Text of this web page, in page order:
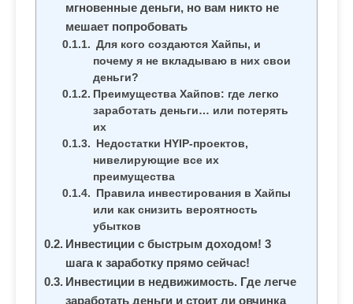
мгновенные деньги, но вам никто не
мешает попробовать
Для кого создаются Хайпы, и
почему я не вкладываю в них свои
деньги?
Преимущества Хайпов: где легко
заработать деньги… или потерять
их
Недостатки HYIP-проектов,
нивелирующие все их
преимущества
Правила инвестирования в Хайпы
или как снизить вероятность
убытков
Инвестиции с быстрым доходом! 3
шага к заработку прямо сейчас!
Инвестиции в недвижимость. Где легче
заработать деньги и стоит ли овчинка